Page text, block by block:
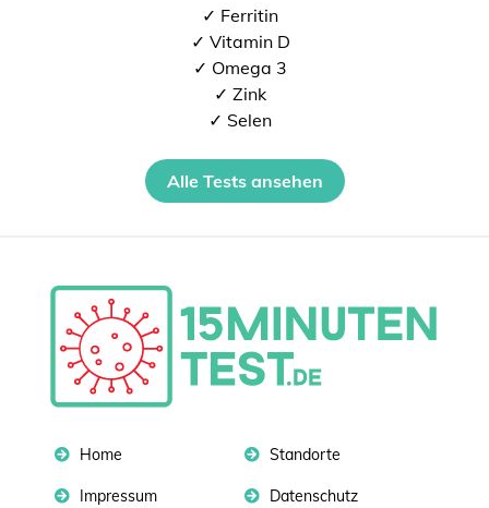
✓ Ferritin
✓ Vitamin D
✓ Omega 3
✓ Zink
✓ Selen
Alle Tests ansehen
Home Standorte
Impressum Datenschutz